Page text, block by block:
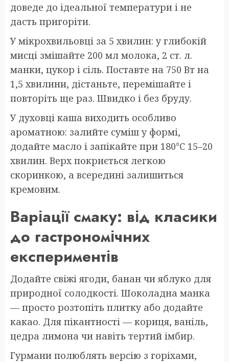
доведе до ідеальної температури і не
дасть пригоріти.
У мікрохвильовці за 5 хвилин: у глибокій
мисці змішайте 200 мл молока, 2 ст. л.
манки, цукор і сіль. Поставте на 750 Вт на
1,5 хвилини, дістаньте, перемішайте і
повторіть ще раз. Швидко і без бруду.
У духовці каша виходить особливо
ароматною: залийте суміш у формі,
додайте масло і запікайте при 180°C 15–20
хвилин. Верх покриється легкою
скоринкою, а всередині залишиться
кремовим.
Варіації смаку: від класики
до гастрономічних
експериментів
Додайте свіжі ягоди, банан чи яблуко для
природної солодкості. Шоколадна манка
— просто розтопіть плитку або додайте
какао. Для пікантності — кориця, ваніль,
цедра лимона чи навіть тертий імбир.
Гурмани полюблять версію з горіхами,